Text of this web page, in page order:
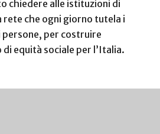
chiedere alle istituzioni di
rete che ogni giorno tutela i
per costruire
equità sociale per l’Italia.